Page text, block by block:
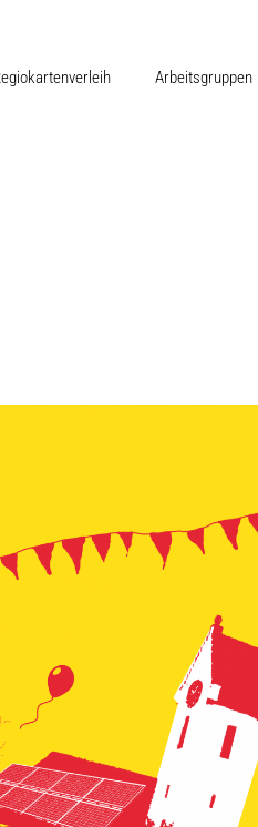
Arbeitsgruppen